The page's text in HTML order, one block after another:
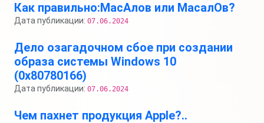
Как правильно:МасАлов или МасалОв?
Дата публикации: 07.06.2024
Дело озагадочном сбое при создании
образа системы Windows 10
(0x80780166)
Дата публикации: 07.06.2024
Чем пахнет продукция Apple?..